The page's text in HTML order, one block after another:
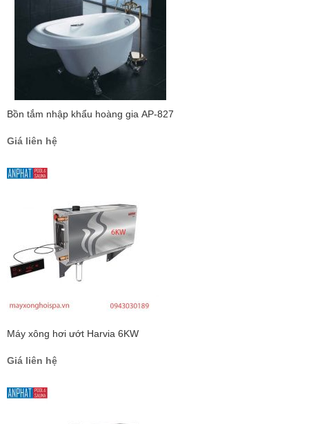
Bồn tắm nhập khẩu hoàng gia AP-827
Giá liên hệ
Máy xông hơi ướt Harvia 6KW
Giá liên hệ